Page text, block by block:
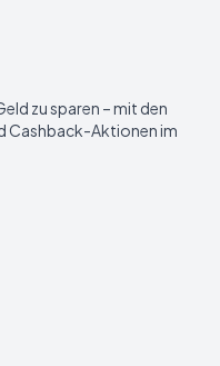
zu sparen – mit den
Cashback-Aktionen im